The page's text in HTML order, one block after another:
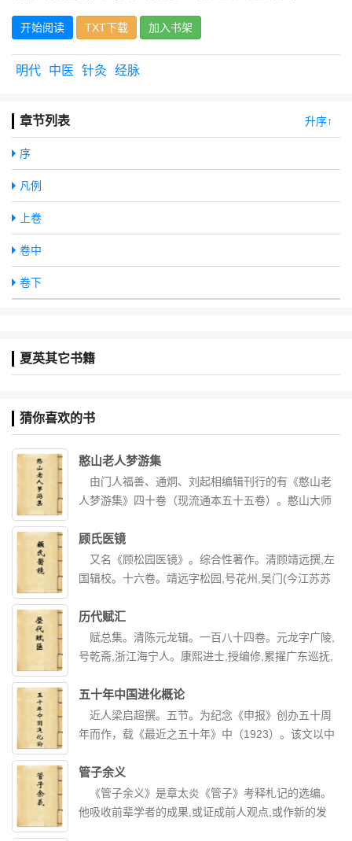
开始阅读 TXT下载 加入书架
明代 中医 针灸 经脉
章节列表 升序↑
序
凡例
上卷
卷中
卷下
夏英其它书籍
猜你喜欢的书
憨山老人梦游集
由门人福善、通炯、刘起相编辑刊行的有《憨山老
人梦游集》四十卷（现流通本五十五卷）。憨山大师
升入粤。海幢华首和尚得余书。楗椎告众。访求鼎湖
栖壑禅师藏本。曹秋岳诸公。僐写归吴。谦益手自仇
勘。撰次为四十卷。大师著述。援笔立就。文不加
氏心法序。下委刊定。见而色喜。遂削前藁。今兹仇
勘。僭有行墨改窜。实禀承大师坠言。非敢僭逾。犯
是不韪也。
顾氏医镜
又名《顾松园医镜》。综合性著作。清顾靖远撰,左
国辑校。十六卷。靖远字松园,号花州,吴门(今江苏苏
经》、《伤寒论》,下及历代诸家方书、医案,靡不披
阅,历二十年,始编撰成书。成于康熙五十七年(1718)。
全书约二十余万字。书中包括“灵素摘要”、“内景图
明”六部分。卷一至卷二,灵素摘要,以张景岳《类经》
为主,摘其大纲,取必不可少之内容,分为摄生、阴阳、
脏象、气味、治则、病机、运气诸节。卷三,内景图解,
法删繁,分内经要语、先哲名言、持脉真诀三节,以明脉
法。卷五至卷六,格言汇纂,分论治大纲、辨症大纲二
节。论述七方、十剂、八纲等关于辨证与治疗方面内
历代赋汇
赋总集。清陈元龙辑。一百八十四卷。元龙字广陵,
号乾斋,浙江海宁人。康熙进士,授编修,累擢广东巡抚,
龙工诗,有《爱日堂诗》二十七卷,又辑有类书《格致镜
原》。奉旨修纂赋总集。此书以前人成果为基础,又广
搜博采,戮力网罗,连散见于类书杂著中之零星句段亦一
赋作三千八百三十四篇。以类划集。正集一百四十卷,
专收叙事记物之作,内容广博。分天象九卷,岁时四卷,
地理十七卷,都邑十卷,治道、典礼各六卷,祯祥四卷,临
五十年中国进化概论
近人梁启超撰。五节。为纪念《申报》创办五十周
年而作，载《最近之五十年》中（1923）。该文以中
分为学习西方坚船利炮、政治制度和文化三个时期。
指出第一期从鸦片战争后渐渐发动，“先从器物上感觉
不足”，于是有福建船政学堂、上海制造局的兴办等。
管子余义
《管子余义》是章太炎《管子》考释札记的选编。
他吸收前辈学者的成果,或证成前人观点,或作新的发